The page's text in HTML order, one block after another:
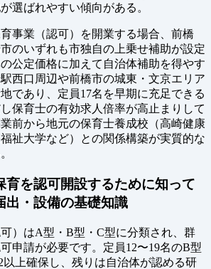
選ばれやすい傾向がある。
事業（認可）を開業する場合、前橋
のいずれも市独自の上乗せ補助が設定
公定価格に加えて自治体補助を得やす
西口周辺や前橋市の城東・文京エリア
であり、定員17名を早期に充足できる
保育士の有効求人倍率が高止まりして
前から地元の保育士養成校（高崎健康
祉大学など）との関係構築が実質的な
育を認可開設するために知って
出・設備の基礎知識
）はA型・B型・C型に分類され、群
申請が必要です。定員12〜19名のB型
以上確保し、残りは自治体が認める研